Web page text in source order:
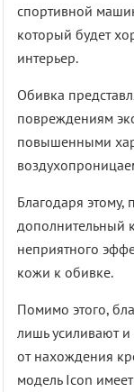
спортивной
который будет
интерьер.
Обивка
повреждениям
повышенными
Благодаря этому,
дополнительный
неприятного
кожи к обивке.
Помимо этого,
лишь усиливают
от нахождения
модель Icon